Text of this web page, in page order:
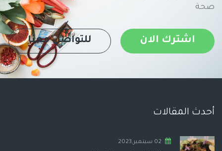
صحة
اشترك الان للتواصل معنا
أحدث المقالات
02 سبتمبر,2023